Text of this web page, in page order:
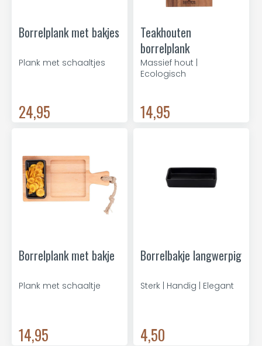
Borrelplank met bakjes
Plank met schaaltjes
24,95
Teakhouten
borrelplank
Massief hout |
Ecologisch
14,95
Borrelplank met bakje
Plank met schaaltje
14,95
Borrelbakje langwerpig
Sterk | Handig | Elegant
4,50